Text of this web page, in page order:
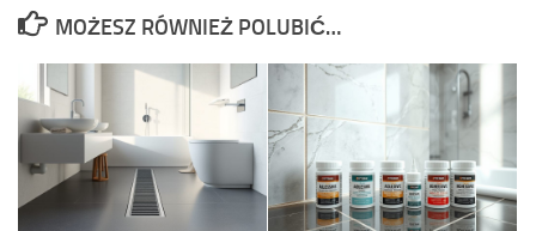
MOŻESZ RÓWNIEŻ POLUBIĆ…